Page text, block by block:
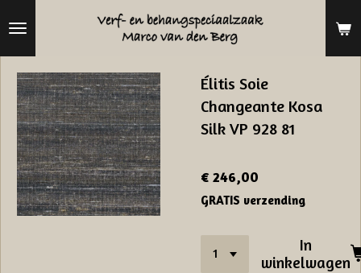
de
hoofdinhoud
Élitis Soie
Changeante Kosa
Silk VP 928 81
€ 246,00
GRATIS verzending
In
winkelwagen